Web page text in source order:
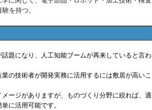
を持つ。
題になり、人工知能ブームが再来していると言わ
の技術者が開発実務に活用するには敷居が高いこ
ージがありますが、ものづくり分野に絞れば、適
に活用可能です。